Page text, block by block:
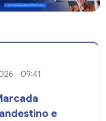
- 09:41
e